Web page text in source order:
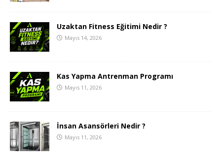
Uzaktan Fitness Eğitimi Nedir ?
Mayıs 14, 2026
Kas Yapma Antrenman Programı
Mayıs 11, 2026
İnsan Asansörleri Nedir ?
Mayıs 11, 2026